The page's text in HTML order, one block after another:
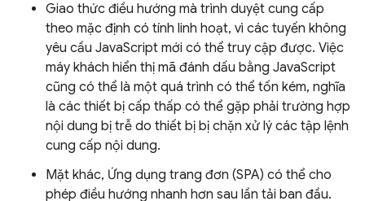
Giao thức điều hướng mà trình duyệt cung cấp
theo mặc định có tính linh hoạt, vì các tuyến không
yêu cầu JavaScript mới có thể truy cập được. Việc
máy khách hiển thị mã đánh dấu bằng JavaScript
cũng có thể là một quá trình có thể tốn kém, nghĩa
là các thiết bị cấp thấp có thể gặp phải trường hợp
nội dung bị trễ do thiết bị bị chặn xử lý các tập lệnh
cung cấp nội dung.
Mặt khác, Ứng dụng trang đơn (SPA) có thể cho
phép điều hướng nhanh hơn sau lần tải ban đầu.